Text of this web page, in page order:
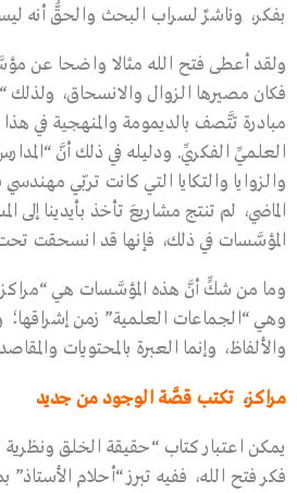
بفكر، وناشرٌ لسراب البحث والحقُّ أنه
ولقد أعطى فتح الله مثالا واضحا عن
فكان مصيرها الزوال والانسحاق، ولذلك
مبادرة تتَّصف بالديمومة والمنهجية في هذا
العلميِّ الفكريِّ. ودليله في ذلك أنَّ
والزوايا والتكايا التي كانت تربّي
الماضي، لم تنتج مشاريعَ تأخذ بأيدينا إلى
المؤسَّسات في ذلك، فإنها قد انسحقت تحت
وما من شكٍّ أنَّ هذه المؤسَّسات هي “مراكز
وهي “الجماعات العلمية” زمن إشراقها؛
والألفاظ، وإنما العبرة بالمحتويات
مراكز، تكتب قصَّة الوجود من جديد
يمكن اعتبار كتاب “حقيقة الخلق ونظرية
فكر فتح الله، ففيه تبرز “أحلام